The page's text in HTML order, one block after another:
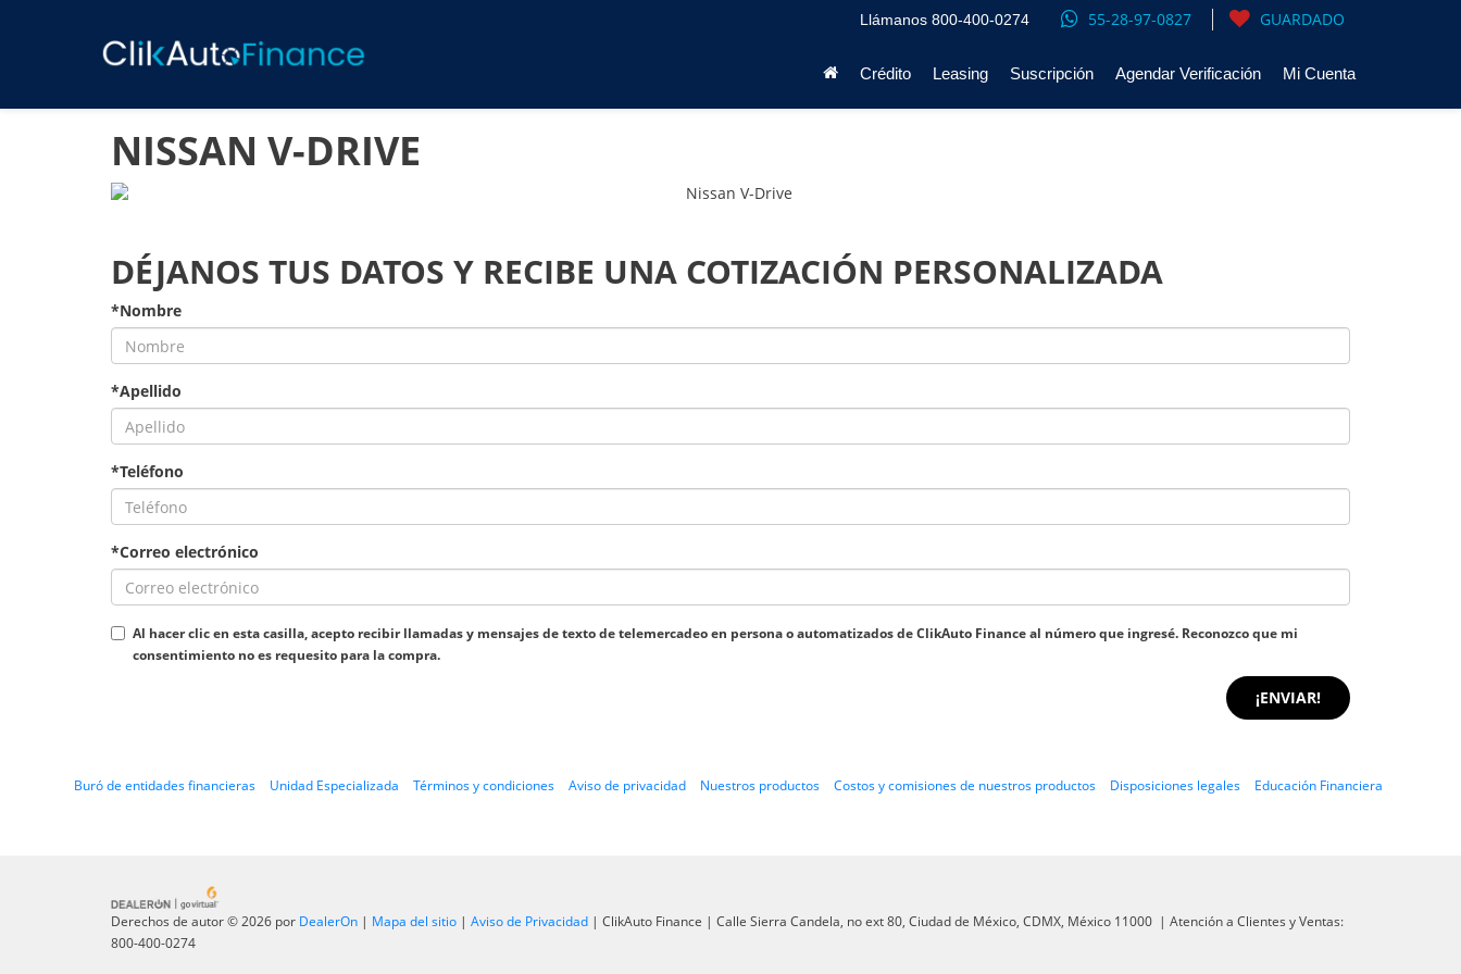
Llámanos 800-400-0274 55-28-97-0827 GUARDADO
Crédito Leasing Suscripción Agendar Verificación Mi Cuenta
NISSAN V-DRIVE
DÉJANOS TUS DATOS Y RECIBE UNA COTIZACIÓN PERSONALIZADA
*Nombre
*Apellido
*Teléfono
*Correo electrónico
Al hacer clic en esta casilla, acepto recibir llamadas y mensajes de texto de telemercadeo en persona o automatizados de ClikAuto Finance al número que ingresé. Reconozco que mi
consentimiento no es requesito para la compra.
Buró de entidades financieras Unidad Especializada Términos y condiciones Aviso de privacidad Nuestros productos Costos y comisiones de nuestros productos Disposiciones legales Educación Financiera
Derechos de autor © 2026 por DealerOn | Mapa del sitio | Aviso de Privacidad | ClikAuto Finance | Calle Sierra Candela, no ext 80, Ciudad de México, CDMX, México 11000 | Atención a Clientes y Ventas:
800-400-0274